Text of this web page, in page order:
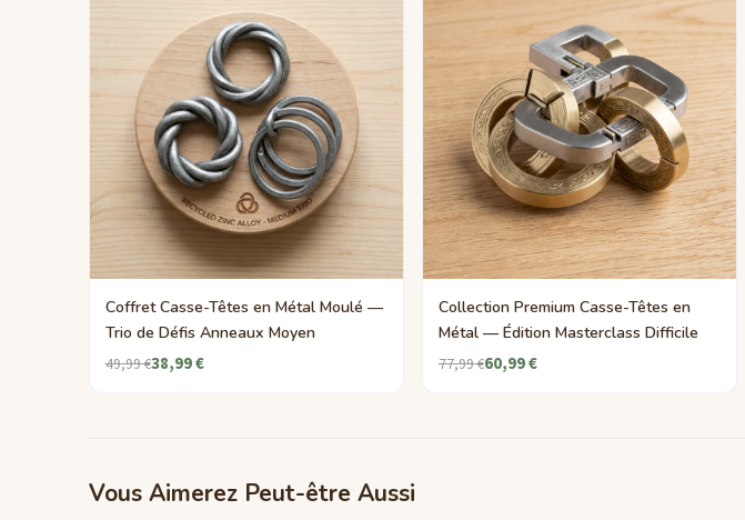
Coffret Casse-Têtes en Métal Moulé —
Trio de Défis Anneaux Moyen
49,99 €38,99 €
Collection Premium Casse-Têtes en
Métal — Édition Masterclass Difficile
77,99 €60,99 €
Vous Aimerez Peut-être Aussi